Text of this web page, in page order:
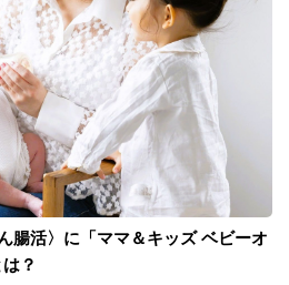
腸活〉に「ママ＆キッズ ベビーオ
？